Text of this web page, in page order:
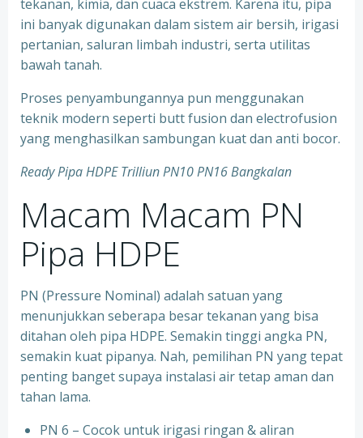
tekanan, kimia, dan cuaca ekstrem. Karena itu, pipa
ini banyak digunakan dalam sistem air bersih, irigasi
pertanian, saluran limbah industri, serta utilitas
bawah tanah.
Proses penyambungannya pun menggunakan
teknik modern seperti butt fusion dan electrofusion
yang menghasilkan sambungan kuat dan anti bocor.
Ready Pipa HDPE Trilliun PN10 PN16 Bangkalan
Macam Macam PN
Pipa HDPE
PN (Pressure Nominal) adalah satuan yang
menunjukkan seberapa besar tekanan yang bisa
ditahan oleh pipa HDPE. Semakin tinggi angka PN,
semakin kuat pipanya. Nah, pemilihan PN yang tepat
penting banget supaya instalasi air tetap aman dan
tahan lama.
PN 6 – Cocok untuk irigasi ringan & aliran